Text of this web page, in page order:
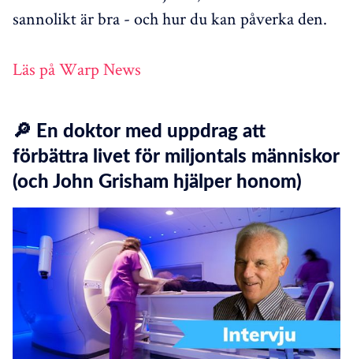
sannolikt är bra - och hur du kan påverka den.
Läs på Warp News
🔎 En doktor med uppdrag att
förbättra livet för miljontals människor
(och John Grisham hjälper honom)